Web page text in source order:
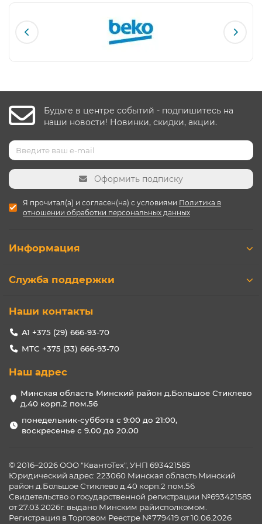
Будьте в центре событий - подпишитесь на
наши новости! Новинки, скидки, акции.
Оформить подписку
Я прочитал(а) и согласен(на) с условиями Политика в
отношении обработки персональных данных
Информация
Служба поддержки
Наши контакты
А1 +375 (29) 666-93-70
МТС +375 (33) 666-93-70
Наш адрес
Минская область Минский район д.Большое Стиклево
д.40 корп.2 пом.56
понедельник-суббота с 9:00 до 21:00,
воскресенье с 9.00 до 20.00
© 2016–2026 ООО "КвантоТех", УНП 693421585
Юридический адрес: 223060 Минская область Минский
район д.Большое Стиклево д.40 корп.2 пом.56
Свидетельство о государственной регистрации №693421585
от 27.03.2026г. выдано Минским райисполкомом.
Регистрация в Торговом Реестре №779419 от 10.06.2026